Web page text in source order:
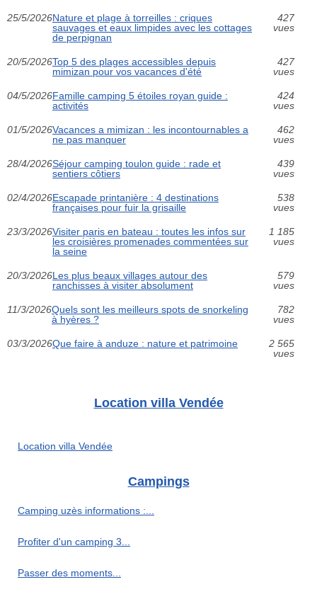
25/5/2026Nature et plage à torreilles : criques
sauvages et eaux limpides avec les cottages
de perpignan
427
vues
20/5/2026Top 5 des plages accessibles depuis
mimizan pour vos vacances d'été
427
vues
04/5/2026Famille camping 5 étoiles royan guide :
activités
424
vues
01/5/2026Vacances a mimizan : les incontournables a
ne pas manquer
462
vues
28/4/2026Séjour camping toulon guide : rade et
sentiers côtiers
439
vues
02/4/2026Escapade printanière : 4 destinations
françaises pour fuir la grisaille
538
vues
23/3/2026Visiter paris en bateau : toutes les infos sur
les croisières promenades commentées sur
la seine
1 185
vues
20/3/2026Les plus beaux villages autour des
ranchisses à visiter absolument
579
vues
11/3/2026Quels sont les meilleurs spots de snorkeling
à hyères ?
782
vues
03/3/2026Que faire à anduze : nature et patrimoine
2 565
vues
Location villa Vendée
Location villa Vendée
Campings
Camping uzès informations :...
Profiter d'un camping 3...
Passer des moments...